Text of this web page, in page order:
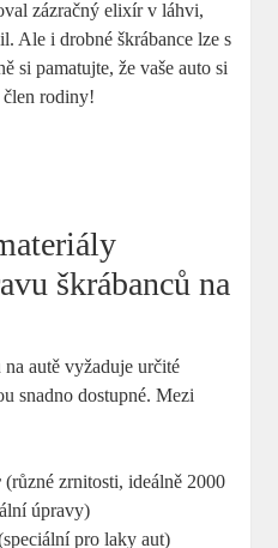
zázračný elixír v láhvi,
Ale i drobné škrábance lze s
si pamatujte, že vaše auto si
rodiny!
škrábanců na
autě vyžaduje určité
snadno dostupné. Mezi
(různé zrnitosti, ideálně 2000
úpravy)
pro laky aut)